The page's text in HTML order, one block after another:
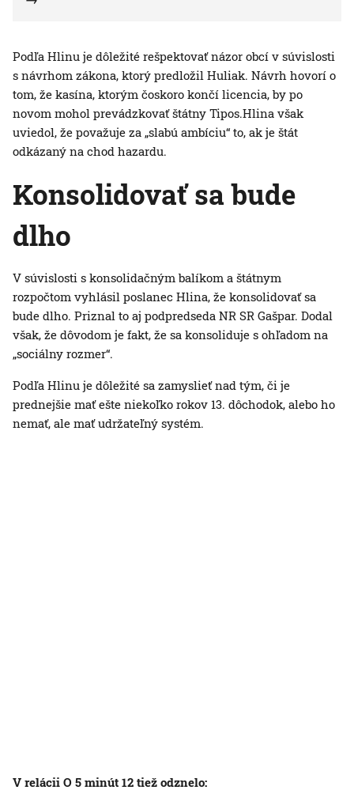
Podľa Hlinu je dôležité rešpektovať názor obcí v súvislosti
s návrhom zákona, ktorý predložil Huliak. Návrh hovorí o
tom, že kasína, ktorým čoskoro končí licencia, by po
novom mohol prevádzkovať štátny Tipos.Hlina však
uviedol, že považuje za „slabú ambíciu“ to, ak je štát
odkázaný na chod hazardu.
Konsolidovať sa bude
dlho
V súvislosti s konsolidačným balíkom a štátnym
rozpočtom vyhlásil poslanec Hlina, že konsolidovať sa
bude dlho. Priznal to aj podpredseda NR SR Gašpar. Dodal
však, že dôvodom je fakt, že sa konsoliduje s ohľadom na
„sociálny rozmer“.
Podľa Hlinu je dôležité sa zamyslieť nad tým, či je
prednejšie mať ešte niekoľko rokov 13. dôchodok, alebo ho
nemať, ale mať udržateľný systém.
V relácii O 5 minút 12 tiež odznelo: